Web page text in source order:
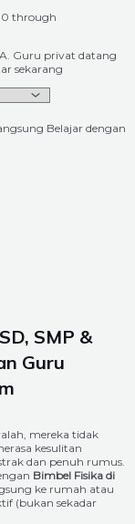
through
Guru privat datang
sekarang
Belajar dengan
SMP &
Guru
mereka tidak
kesulitan
dan penuh rumus.
Bimbel Fisika di
ke rumah atau
(bukan sekadar